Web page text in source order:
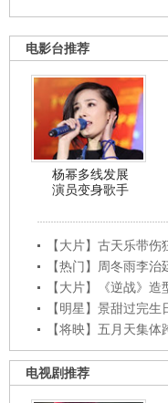
电影台推荐
杨幂多线发展
演员变身歌手
【大片】古天乐带伤
【热门】周冬雨李治
【大片】《逆战》造
【明星】景甜过完生
【将映】五月天集体
电视剧推荐